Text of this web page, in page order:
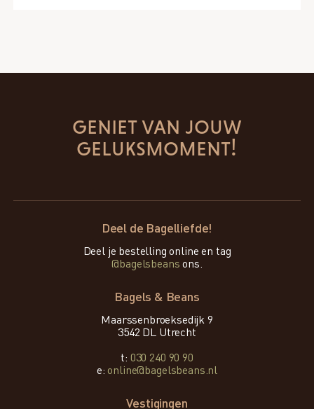
geniet van jouw
geluksmoment!
Deel de Bagelliefde!
Deel je bestelling online en tag
@bagelsbeans ons.
Bagels & Beans
Maarssenbroeksedijk 9
3542 DL Utrecht
t: 030 240 90 90
e: online@bagelsbeans.nl
Vestigingen